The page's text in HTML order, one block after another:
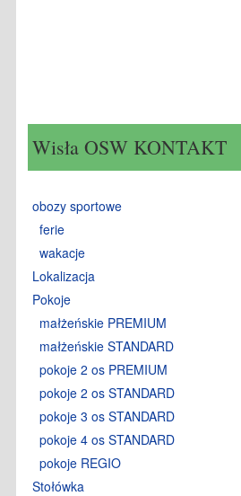
Wisła OSW KONTAKT
obozy sportowe
ferie
wakacje
Lokalizacja
Pokoje
małżeńskie PREMIUM
małżeńskie STANDARD
pokoje 2 os PREMIUM
pokoje 2 os STANDARD
pokoje 3 os STANDARD
pokoje 4 os STANDARD
pokoje REGIO
Stołówka